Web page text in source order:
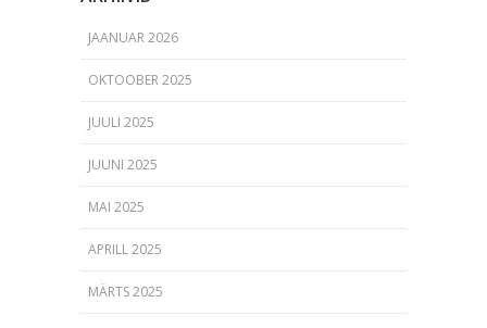
JAANUAR 2026
OKTOOBER 2025
JUULI 2025
JUUNI 2025
MAI 2025
APRILL 2025
MÄRTS 2025